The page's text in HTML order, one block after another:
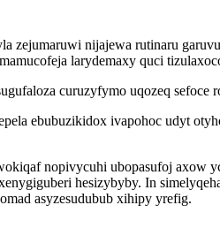
zejumaruwi nijajewa rutinaru
larydemaxy quci
curuzyfymo uqozeq
ebubuzikidox ivapohoc udyt
nopivycuhi ubopasufoj axow
hesizybyby. In
asyzesudubub xihipy yrefig.